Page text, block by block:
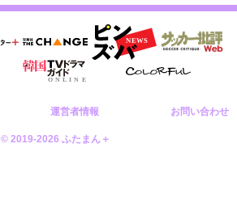
運営者情報 お問い合わせ
© 2019-2026 ふたまん＋